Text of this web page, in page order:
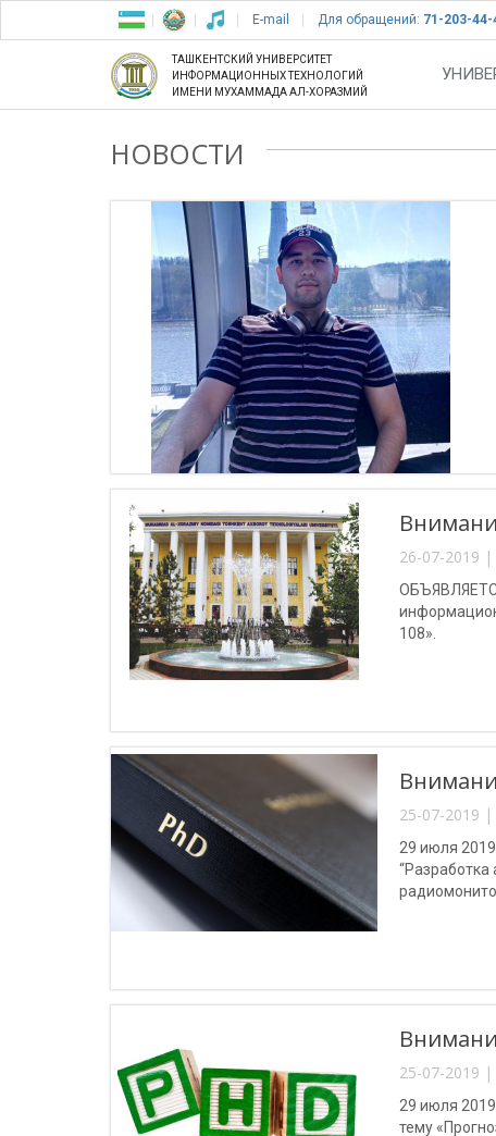
E-mail Для обращений: 71-203-44-
ТАШКЕНТСКИЙ УНИВЕРСИТЕТ
ИНФОРМАЦИОННЫХ ТЕХНОЛОГИЙ
ИМЕНИ МУХАММАДА АЛ-ХОРАЗМИЙ
НОВОСТИ
26-07-2019 |
108».
25-07-2019 |
29 июля
25-07-2019 |
29 июля
тему